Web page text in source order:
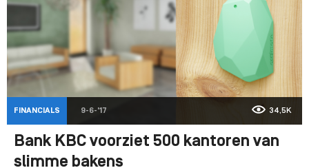
FINANCIALS 9-6-'17 34,5K
Bank KBC voorziet 500 kantoren van
slimme bakens